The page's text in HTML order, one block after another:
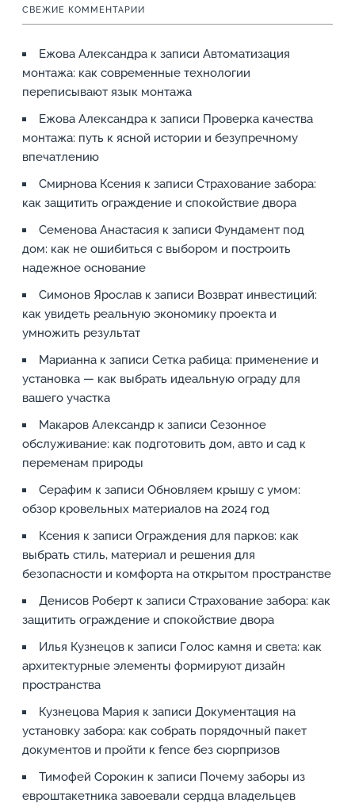
СВЕЖИЕ КОММЕНТАРИИ
Ежова Александра к записиАвтоматизация
монтажа: как современные технологии
переписывают язык монтажа
Ежова Александра к записи Проверка качества
монтажа: путь к ясной истории и безупречному
впечатлению
Смирнова Ксения к записиСтрахование забора:
как защитить ограждение и спокойствие двора
Семенова Анастасия к записиФундамент под
дом: как не ошибиться с выбором и построить
надежное основание
Симонов Ярослав к записи Возврат инвестиций:
как увидеть реальную экономику проекта и
умножить результат
Марианна к записиСетка рабица: применение и
установка — как выбрать идеальную ограду для
вашего участка
Макаров Александр к записиСезонное
обслуживание: как подготовить дом, авто и сад к
переменам природы
Серафим к записиОбновляем крышу с умом:
обзор кровельных материалов на 2024 год
Ксения к записиОграждения для парков: как
выбрать стиль, материал и решения для
безопасности и комфорта на открытом пространстве
Денисов Роберт к записиСтрахование забора: как
защитить ограждение и спокойствие двора
Илья Кузнецов к записи Голос камня и света: как
архитектурные элементы формируют дизайн
пространства
Кузнецова Мария к записиДокументация на
установку забора: как собрать порядочный пакет
документов и пройти к fence без сюрпризов
Тимофей Сорокин к записи Почему заборы из
евроштакетника завоевали сердца владельцев